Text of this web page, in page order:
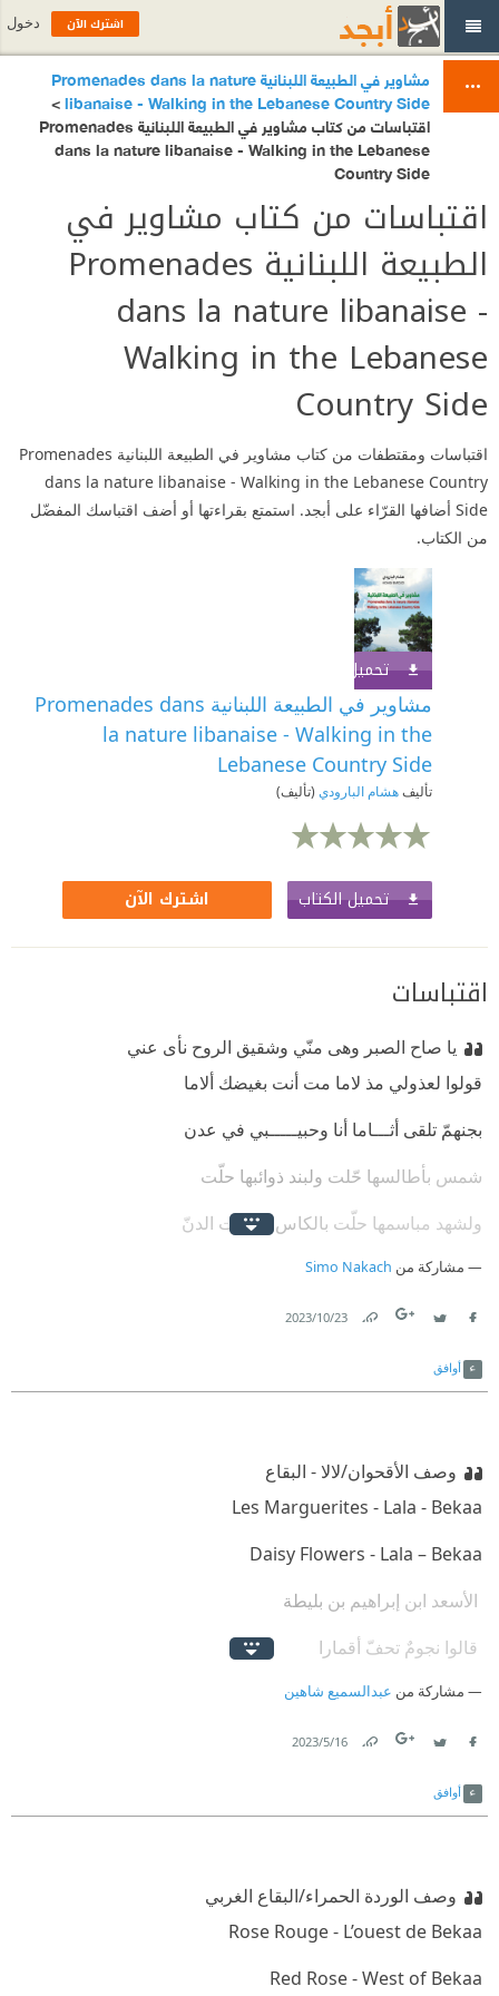
مشاوير في الطبيعة اللبنانية Promenades dans la nature
libanaise - Walking in the Lebanese Country Side
>
اقتباسات من كتاب مشاوير في الطبيعة اللبنانية Promenades
dans la nature libanaise - Walking in the Lebanese
Country Side
اقتباسات من كتاب مشاوير في
الطبيعة اللبنانية Promenades
dans la nature libanaise -
Walking in the Lebanese
Country Side
اقتباسات ومقتطفات من كتاب مشاوير في الطبيعة اللبنانية Promenades
dans la nature libanaise - Walking in the Lebanese Country
Side أضافها القرّاء على أبجد. استمتع بقراءتها أو أضف اقتباسك المفضّل
من الكتاب.
تحميل الكتاب
مشاوير في الطبيعة اللبنانية Promenades dans
la nature libanaise - Walking in the
Lebanese Country Side
تأليفهشام البارودي (تأليف)
تحميل الكتاب اشترك الآن
اقتباسات
يا صاح الصبر وهى منّي وشقيق الروح نأى عني
قولوا لعذولي مذ لاما مت أنت بغيضك ألاما
بجنهمّ تلقى أثـــاما أنا وحبيـــــبي في عدن
شمس بأطالسها حّلت ولبند ذوائبها حلّت
ولشهد مباسمها حلّت بالكاس اما بنت الدنّ
سلّت من لحظيها خنجر وسقت من ريقها سكّر
مكتوب على درّ مبسمها إنّا أعطيناك الكوثر
مشاركة من Simo Nakach
23‏/10‏/2023
أوافق
وصف الأقحوان/لالا - البقاع
‫ الأسعد ابن إبراهيم بن بليطة
‫ قالوا نجومٌ تحفّ أقمارا
‫ عليلُ قومٍ أتوه زوّارا
مشاركة من عبدالسميع شاهين
16‏/5‏/2023
أوافق
وصف الوردة الحمراء/البقاع الغربي
اشترك الآن دخول